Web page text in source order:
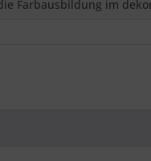
Farbausbildung im